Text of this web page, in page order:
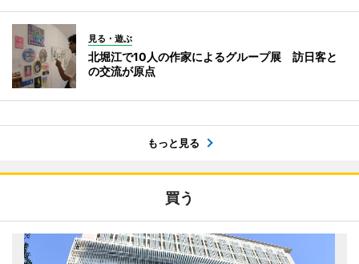
見る・遊ぶ
北堀江で10人の作家によるグループ展 訪日客と
の交流が原点
もっと見る
買う